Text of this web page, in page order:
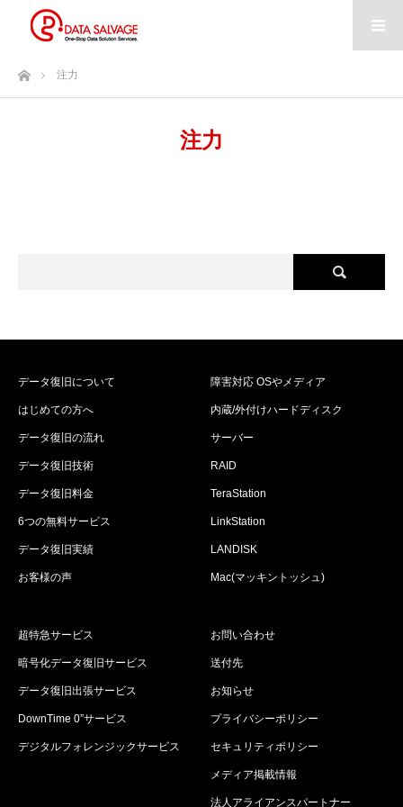
ホーム注力
注力
データ復旧について
はじめての方へ
データ復旧の流れ
データ復旧技術
データ復旧料金
6つの無料サービス
データ復旧実績
お客様の声
障害対応 OSやメディア
内蔵/外付けハードディスク
サーバー
RAID
TeraStation
LinkStation
LANDISK
Mac(マッキントッシュ)
超特急サービス
暗号化データ復旧サービス
データ復旧出張サービス
DownTime 0”サービス
デジタルフォレンジックサービス
お問い合わせ
送付先
お知らせ
プライバシーポリシー
セキュリティポリシー
メディア掲載情報
法人アライアンスパートナー